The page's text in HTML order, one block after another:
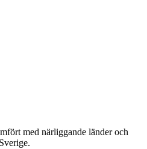
med närliggande länder och